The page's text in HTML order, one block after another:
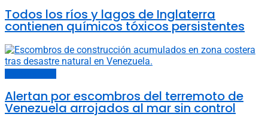
Todos los ríos y lagos de Inglaterra
contienen químicos tóxicos persistentes
Alertan por escombros del terremoto de
Venezuela arrojados al mar sin control